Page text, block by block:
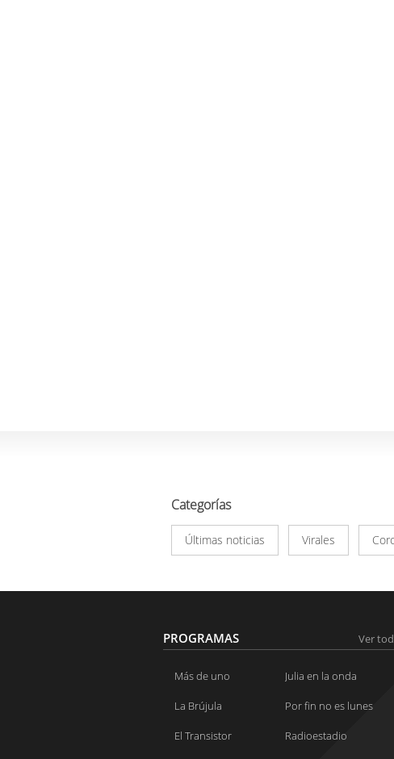
Categorías
Últimas noticias Virales
PROGRAMAS Ver
Más de uno Julia en la onda
La Brújula Por fin no es lunes
El Transistor Radioestadio